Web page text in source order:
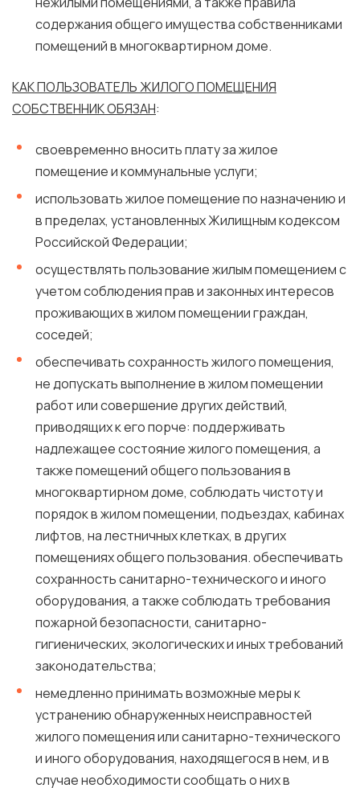
содержания общего имущества собственниками
помещений в многоквартирном доме.
КАК ПОЛЬЗОВАТЕЛЬ ЖИЛОГО ПОМЕЩЕНИЯ
СОБСТВЕННИК ОБЯЗАН:
своевременно вносить плату за жилое
помещение и коммунальные услуги;
использовать жилое помещение по назначению и
в пределах, установленных Жилищным кодексом
Российской Федерации;
осуществлять пользование жилым помещением с
учетом соблюдения прав и законных интересов
проживающих в жилом помещении граждан,
соседей;
обеспечивать сохранность жилого помещения,
не допускать выполнение в жилом помещении
работ или совершение других действий,
приводящих к его порче: поддерживать
надлежащее состояние жилого помещения, а
также помещений общего пользования в
многоквартирном доме, соблюдать чистоту и
порядок в жилом помещении, подъездах, кабинах
лифтов, на лестничных клетках, в других
помещениях общего пользования. обеспечивать
сохранность санитарно-технического и иного
оборудования, а также соблюдать требования
пожарной безопасности, санитарно-
гигиенических, экологических и иных требований
законодательства;
немедленно принимать возможные меры к
устранению обнаруженных неисправностей
жилого помещения или санитарно-технического
и иного оборудования, находящегося в нем, и в
случае необходимости сообщать о них в